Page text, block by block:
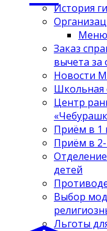
История
Меню
Заказ
вычета за
Новости
Школьная
Центр
Приём в 1
Приём в 2-
детей
Выбор
Льготы